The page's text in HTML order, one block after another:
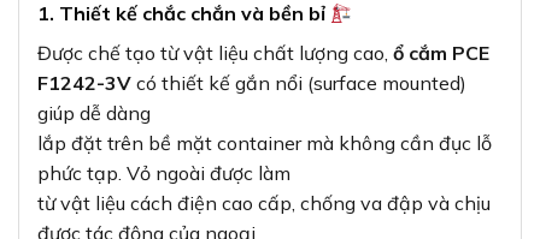
1. Thiết kế chắc chắn và bền bỉ
Được chế tạo từ vật liệu chất lượng cao, ổ cắm PCE
F1242-3V có thiết kế gắn nổi (surface mounted)
giúp dễ dàng
lắp đặt trên bề mặt container mà không cần đục lỗ
phức tạp. Vỏ ngoài được làm
từ vật liệu cách điện cao cấp, chống va đập và chịu
được tác động của ngoại